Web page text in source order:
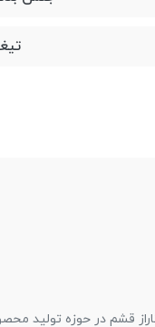
قشم در حوزه تولید